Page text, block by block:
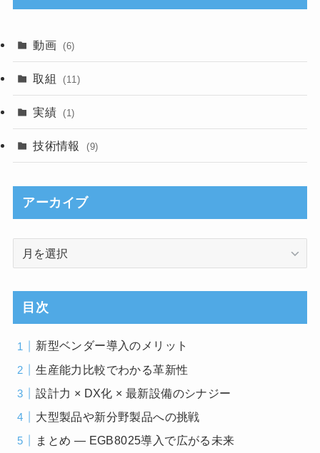
動画 (6)
取組 (11)
実績 (1)
技術情報 (9)
アーカイブ
イ
ブ
目次
新型ベンダー導入のメリット
生産能力比較でわかる革新性
設計力 × DX化 × 最新設備のシナジー
大型製品や新分野製品への挑戦
まとめ ― EGB8025導入で広がる未来